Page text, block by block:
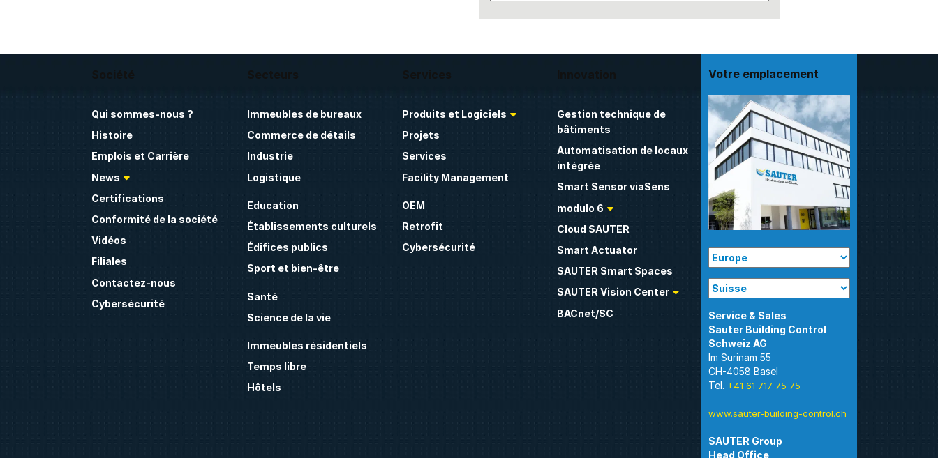
Société
Qui sommes-nous ?
Histoire
Emplois et Carrière
News
Certifications
Conformité de la société
Vidéos
Filiales
Contactez-nous
Cybersécurité
Secteurs
Immeubles de bureaux
Commerce de détails
Industrie
Logistique
Education
Établissements culturels
Édifices publics
Sport et bien-être
Santé
Science de la vie
Immeubles résidentiels
Temps libre
Hôtels
Services
Produits et Logiciels
Projets
Services
Facility Management
OEM
Retrofit
Cybersécurité
Innovation
Gestion technique de
bâtiments
Automatisation de locaux
intégrée
Smart Sensor viaSens
modulo 6
Cloud SAUTER
Smart Actuator
SAUTER Smart Spaces
SAUTER Vision Center
BACnet/SC
Votre emplacement
Sauter Building Control
Im Surinam 55
CH-4058 Basel
Tel. +41 61 717 75 75
www.sauter-building-control.ch
SAUTER Group